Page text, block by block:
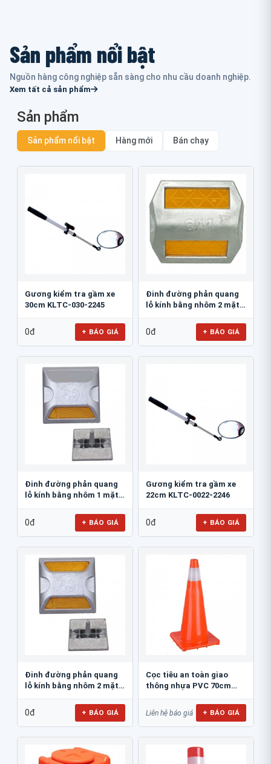
Sản phẩm nổi bật
Nguồn hàng công nghiệp sẵn sàng cho nhu cầu doanh nghiệp.
Xem tất cả sản phẩm
Sản phẩm
Sản phẩm nổi bật Hàng mới Bán chạy
Gương kiểm tra gầm xe
30cm KLTC-030-2245
0đ + BÁO GIÁ
Đinh đường phản quang
lỗ kính bằng nhôm 2 mặt
0đ + BÁO GIÁ
Đinh đường phản quang
lỗ kính bằng nhôm 1 mặt
0đ + BÁO GIÁ
Gương kiểm tra gầm xe
22cm KLTC-0022-2246
0đ + BÁO GIÁ
Đinh đường phản quang
lỗ kính bằng nhôm 2 mặt
0đ + BÁO GIÁ
Cọc tiêu an toàn giao
thông nhựa PVC 70cm
Liên hệ báo giá + BÁO GIÁ